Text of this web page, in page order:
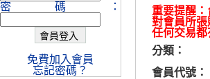
重要提醒
對會員所張
任何交易
分類：
會員代號：
密碼：
免費加入會員
忘記密碼？